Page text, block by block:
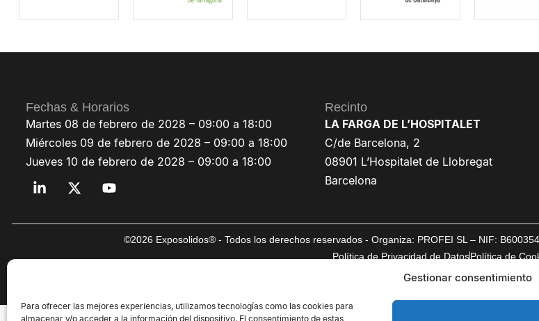
Gestionar consentimiento
Para ofrecer las mejores experiencias, utilizamos tecnologías como las cookies para
almacenar y/o acceder a la información del dispositivo. El consentimiento de estas
Fechas & Horarios
Martes 08 de febrero de 2028 – 09:00 a 18:00
Miércoles 09 de febrero de 2028 – 09:00 a 18:00
Jueves 10 de febrero de 2028 – 09:00 a 18:00
Recinto
LA FARGA DE L’HOSPITALET
C/de Barcelona, 2
08901 L’Hospitalet de Llobregat
Barcelona
©2026 Exposolidos® - Todos los derechos reservados - Organiza: PROFEI SL – NIF:
Política de Privacidad de DatosPolítica de